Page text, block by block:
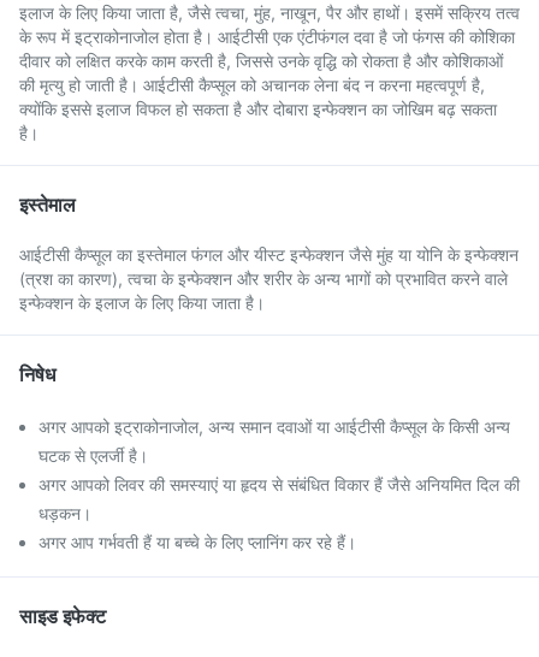
इलाज के लिए किया जाता है, जैसे त्वचा, मुंह, नाखून, पैर और हाथों। इसमें सक्रिय तत्व
के रूप में इट्राकोनाजोल होता है। आईटीसी एक एंटीफंगल दवा है जो फंगस की कोशिका
दीवार को लक्षित करके काम करती है, जिससे उनके वृद्धि को रोकता है और कोशिकाओं
की मृत्यु हो जाती है। आईटीसी कैप्सूल को अचानक लेना बंद न करना महत्वपूर्ण है,
क्योंकि इससे इलाज विफल हो सकता है और दोबारा इन्फेक्शन का जोखिम बढ़ सकता
है।
इस्तेमाल
आईटीसी कैप्सूल का इस्तेमाल फंगल और यीस्ट इन्फेक्शन जैसे मुंह या योनि के इन्फेक्शन
(त्रश का कारण), त्वचा के इन्फेक्शन और शरीर के अन्य भागों को प्रभावित करने वाले
इन्फेक्शन के इलाज के लिए किया जाता है।
निषेध
अगर आपको इट्राकोनाजोल, अन्य समान दवाओं या आईटीसी कैप्सूल के किसी अन्य
घटक से एलर्जी है।
अगर आपको लिवर की समस्याएं या हृदय से संबंधित विकार हैं जैसे अनियमित दिल की
धड़कन।
अगर आप गर्भवती हैं या बच्चे के लिए प्लानिंग कर रहे हैं।
साइड इफेक्ट